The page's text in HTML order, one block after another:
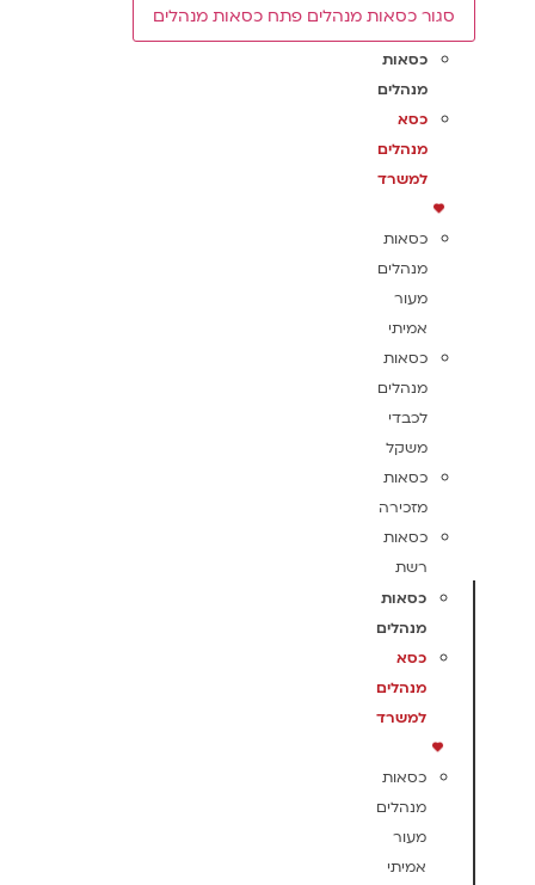
סגור כסאות מנהלים פתח כסאות מנהלים
כסאות
מנהלים
כסא
מנהלים
למשרד
כסאות
מנהלים
מעור
אמיתי
כסאות
מנהלים
לכבדי
משקל
כסאות
מזכירה
כסאות
רשת
כסאות
מנהלים
כסא
מנהלים
למשרד
כסאות
מנהלים
מעור
אמיתי